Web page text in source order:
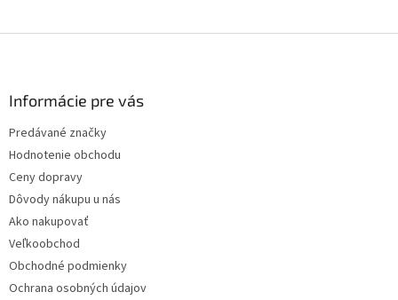
Informácie pre vás
Predávané značky
Hodnotenie obchodu
Ceny dopravy
Dôvody nákupu u nás
Ako nakupovať
Veľkoobchod
Obchodné podmienky
Ochrana osobných údajov